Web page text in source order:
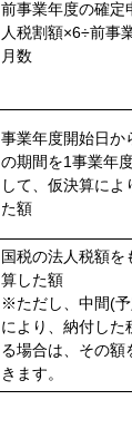
前事業年度の確定
人税割額×6÷前事
月数
事業年度開始日か
の期間を1事業年
して、仮決算によ
た額
国税の法人税額を
算した額
※ただし、中間(
により、納付した
る場合は、その額
きます。